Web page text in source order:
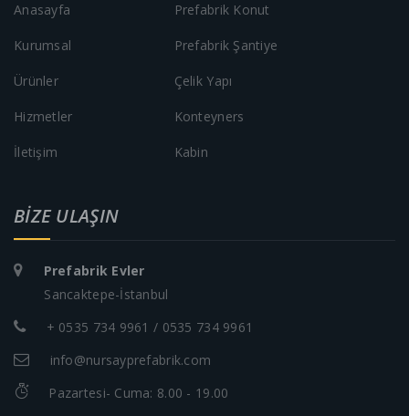
Anasayfa
Kurumsal
Ürünler
Hizmetler
İletişim
Prefabrik Konut
Prefabrik Şantiye
Çelik Yapı
Konteyners
Kabin
BIZE ULAŞIN
Prefabrik Evler
Sancaktepe-İstanbul
+ 0535 734 9961 / 0535 734 9961
info@nursayprefabrik.com
Pazartesi- Cuma: 8.00 - 19.00